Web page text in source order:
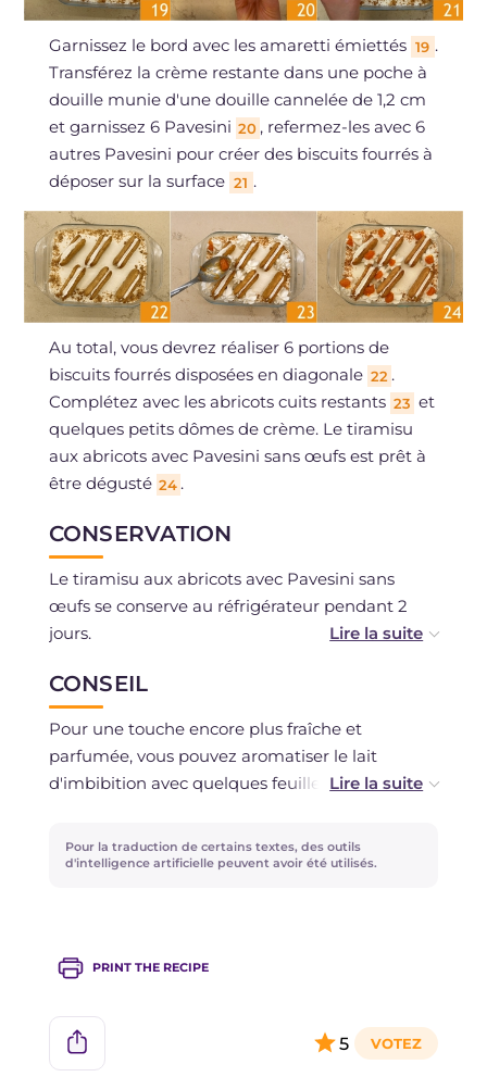
Garnissez le bord avec les amaretti émiettés 19 .
Transférez la crème restante dans une poche à
douille munie d'une douille cannelée de 1,2 cm
et garnissez 6 Pavesini 20 , refermez-les avec 6
autres Pavesini pour créer des biscuits fourrés à
déposer sur la surface 21 .
Au total, vous devrez réaliser 6 portions de
biscuits fourrés disposées en diagonale 22 .
Complétez avec les abricots cuits restants 23 et
quelques petits dômes de crème. Le tiramisu
aux abricots avec Pavesini sans œufs est prêt à
être dégusté 24 .
CONSERVATION
Le tiramisu aux abricots avec Pavesini sans
œufs se conserve au réfrigérateur pendant 2
jours.
Nous déconseillons la congélation.
CONSEIL
Pour une touche encore plus fraîche et
parfumée, vous pouvez aromatiser le lait
d'imbibition avec quelques feuilles de menthe
râpé de citron vert directement dans la crème
au mascarpone.
Pour la traduction de certains textes, des outils
d'intelligence artificielle peuvent avoir été utilisés.
PRINT THE RECIPE
5